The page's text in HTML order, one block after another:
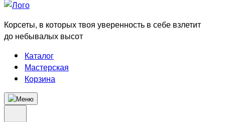
Корсеты, в которых твоя уверенность в себе взлетит
до небывалых высот
Каталог
Мастерская
Корзина